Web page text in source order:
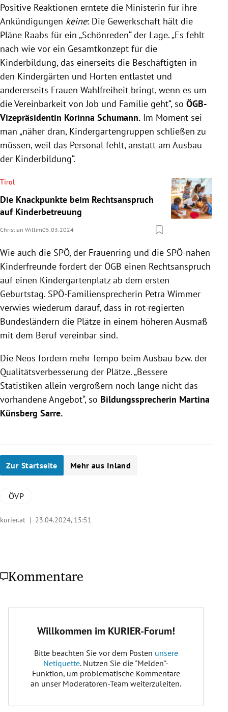
Positive Reaktionen erntete die Ministerin für ihre
Ankündigungen keine: Die Gewerkschaft hält die
Pläne Raabs für ein „Schönreden“ der Lage. „Es fehlt
nach wie vor ein Gesamtkonzept für die
Kinderbildung, das einerseits die Beschäftigten in
den Kindergärten und Horten entlastet und
andererseits Frauen Wahlfreiheit bringt, wenn es um
die Vereinbarkeit von Job und Familie geht“, so ÖGB-
Vizepräsidentin Korinna Schumann. Im Moment sei
man „näher dran, Kindergartengruppen schließen zu
müssen, weil das Personal fehlt, anstatt am Ausbau
der Kinderbildung“.
Tirol
Die Knackpunkte beim Rechtsanspruch
auf Kinderbetreuung
Christian Willim05.03.2024
Wie auch die SPÖ, der Frauenring und die SPÖ-nahen
Kinderfreunde fordert der ÖGB einen Rechtsanspruch
auf einen Kindergartenplatz ab dem ersten
Geburtstag. SPÖ-Familiensprecherin Petra Wimmer
verwies wiederum darauf, dass in rot-regierten
Bundesländern die Plätze in einem höheren Ausmaß
mit dem Beruf vereinbar sind.
Die Neos fordern mehr Tempo beim Ausbau bzw. der
Qualitätsverbesserung der Plätze. „Bessere
Statistiken allein vergrößern noch lange nicht das
vorhandene Angebot“, so Bildungssprecherin Martina
Künsberg Sarre.
Zur Startseite Mehr aus Inland
ÖVP
kurier.at | 23.04.2024, 15:51
Kommentare